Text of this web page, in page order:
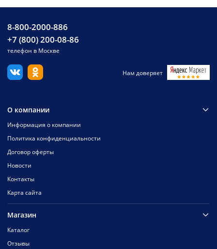
8-800-2000-886
+7 (800) 200-08-86
телефон в Москве
Нам доверяет
О компании
Информация о компании
Политика конфиденциальности
Договор оферты
Новости
Контакты
Карта сайта
Магазин
Каталог
Отзывы